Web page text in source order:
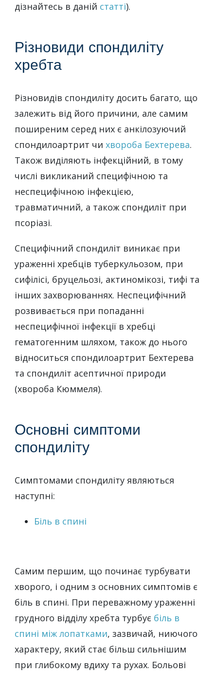
дізнайтесь в даній статті).
Різновиди спондиліту
хребта
Різновидів спондиліту досить багато, що
залежить від його причини, але самим
поширеним серед них є анкілозуючий
спондилоартрит чи хвороба Бехтерева.
Також виділяють інфекційний, в тому
числі викликаний специфічною та
неспецифічною інфекцією,
травматичний, а також спондиліт при
псоріазі.
Специфічний спондиліт виникає при
ураженні хребців туберкульозом, при
сифілісі, бруцельозі, актиномікозі, тифі та
інших захворюваннях. Неспецифічний
розвивається при попаданні
неспецифічної інфекції в хребці
гематогенним шляхом, також до нього
відноситься спондилоартрит Бехтерева
та спондиліт асептичної природи
(хвороба Кюммеля).
Основні симптоми
спондиліту
Симптомами спондиліту являються
наступні:
Біль в спині
Самим першим, що починає турбувати
хворого, і одним з основних симптомів є
біль в спині. При переважному ураженні
грудного відділу хребта турбує біль в
спині між лопатками, зазвичай, ниючого
характеру, який стає більш сильнішим
при глибокому вдиху та рухах. Больові